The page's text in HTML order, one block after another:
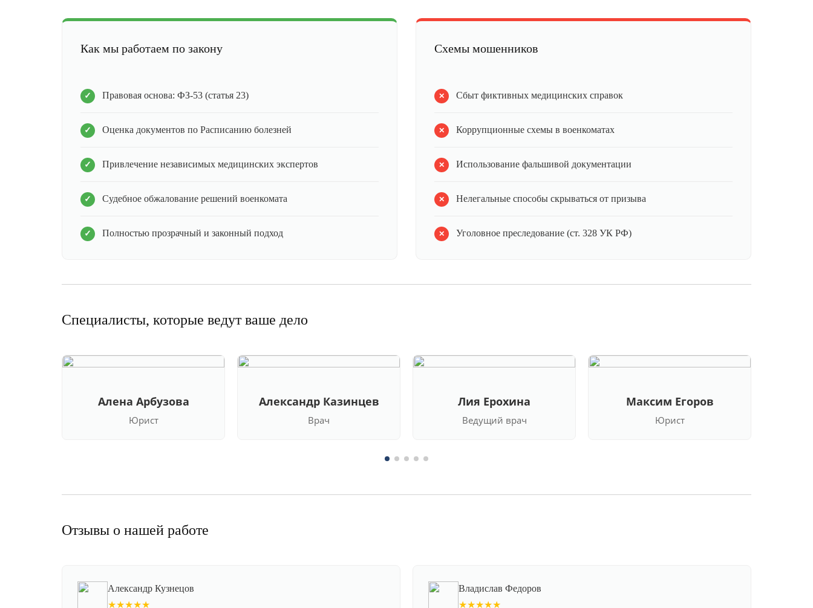
Как мы работаем по закону
Правовая основа: ФЗ-53 (статья 23)
Оценка документов по Расписанию болезней
Привлечение независимых медицинских экспертов
Судебное обжалование решений военкомата
Полностью прозрачный и законный подход
Схемы мошенников
Сбыт фиктивных медицинских справок
Коррупционные схемы в военкоматах
Использование фальшивой документации
Нелегальные способы скрываться от призыва
Уголовное преследование (ст. 328 УК РФ)
Специалисты, которые ведут ваше дело
Алена Арбузова
Юрист
Александр Казинцев
Врач
Лия Ерохина
Ведущий врач
Максим Егоров
Юрист
Отзывы о нашей работе
Александр Кузнецов
★★★★★
Владислав Федоров
★★★★★